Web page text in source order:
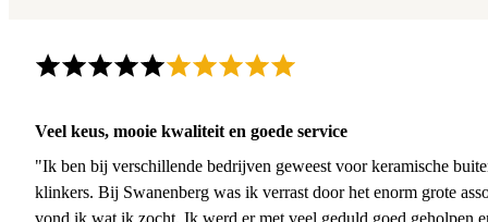
Veel keus, mooie kwaliteit en goede service
"Ik ben bij verschillende bedrijven geweest voor keramische
klinkers. Bij Swanenberg was ik verrast door het enorm grote
vond ik wat ik zocht. Ik werd er met veel geduld goed geholpen